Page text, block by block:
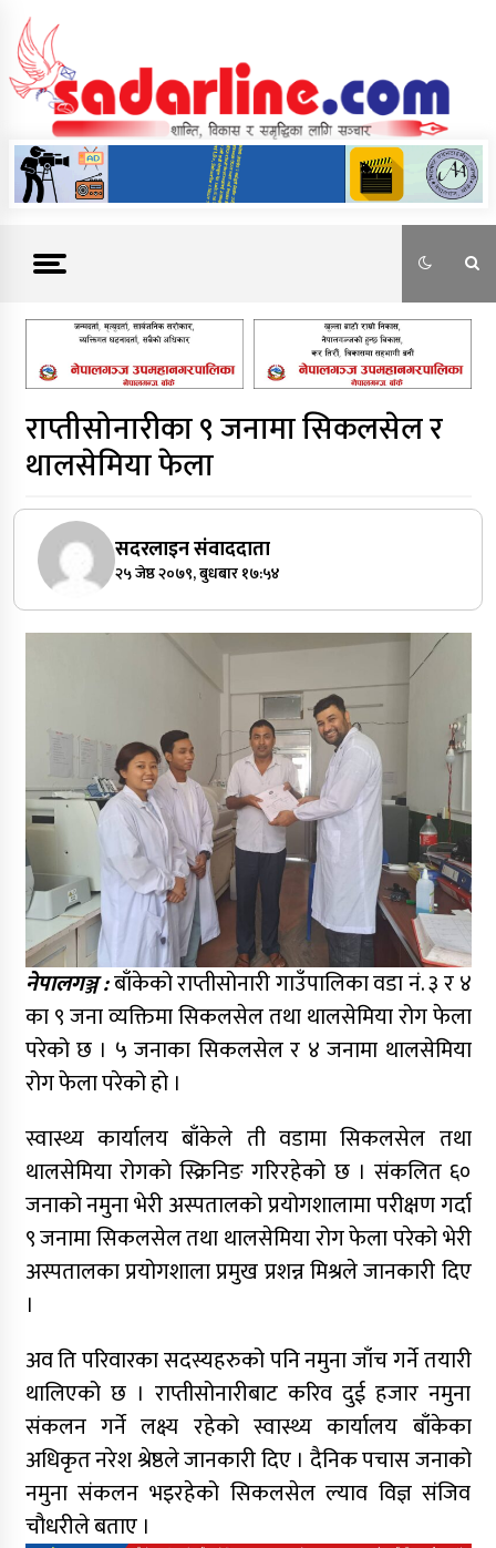
content
News For Nepal
राप्तीसोनारीका ९ जनामा सिकलसेल र
थालसेमिया फेला
सदरलाइन संवाददाता
२५ जेष्ठ २०७९, बुधबार १७:५४
नेपालगञ्ज :बाँकेको राप्तीसोनारी गाउँपालिका वडा नं. ३ र ४
का ९ जना व्यक्तिमा सिकलसेल तथा थालसेमिया रोग फेला
परेको छ । ५ जनाका सिकलसेल र ४ जनामा थालसेमिया
रोग फेला परेको हो ।
स्वास्थ्य कार्यालय बाँकेले ती वडामा सिकलसेल तथा
थालसेमिया रोगको स्क्रिनिङ गरिरहेको छ । संकलित ६०
जनाको नमुना भेरी अस्पतालको प्रयोगशालामा परीक्षण गर्दा
९ जनामा सिकलसेल तथा थालसेमिया रोग फेला परेको भेरी
अस्पतालका प्रयोगशाला प्रमुख प्रशन्न मिश्रले जानकारी दिए
।
अव ति परिवारका सदस्यहरुको पनि नमुना जाँच गर्ने तयारी
थालिएको छ । राप्तीसोनारीबाट करिव दुई हजार नमुना
संकलन गर्ने लक्ष्य रहेको स्वास्थ्य कार्यालय बाँकेका
अधिकृत नरेश श्रेष्ठले जानकारी दिए । दैनिक पचास जनाको
नमुना संकलन भइरहेको सिकलसेल ल्याव विज्ञ संजिव
चौधरीले बताए ।